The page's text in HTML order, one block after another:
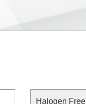
Halogen Free